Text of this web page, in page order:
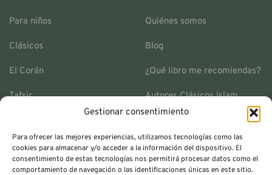
Gestionar consentimiento
Para ofrecer las mejores experiencias, utilizamos tecnologías como las
cookies para almacenar y/o acceder a la información del dispositivo. El
consentimiento de estas tecnologías nos permitirá procesar datos como el
comportamiento de navegación o las identificaciones únicas en este sitio.
Para niños
Clásicos
El Corán
Tafsir
Espiritualidad
Colección Ihya
Quiénes somos
Blog
¿Qué libro me recomiendas?
Autores Clásicos Islam
Contacto
Términos y Condiciones